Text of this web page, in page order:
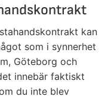
kan
som i synnerhet
Göteborg och
innebär faktiskt
du inte blev